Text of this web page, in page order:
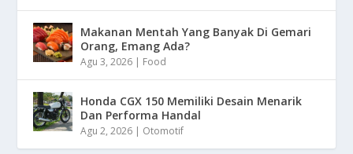
Makanan Mentah Yang Banyak Di Gemari
Orang, Emang Ada?
Agu 3, 2026 | Food
Honda CGX 150 Memiliki Desain Menarik
Dan Performa Handal
Agu 2, 2026 | Otomotif